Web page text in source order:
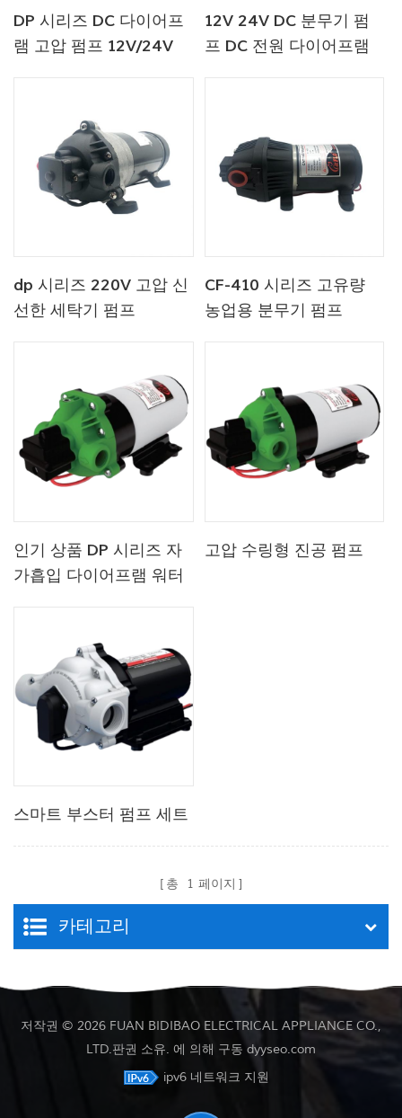
DP 시리즈 DC 다이어프
램 고압 펌프 12V/24V
12V 24V DC 분무기 펌
프 DC 전원 다이어프램
dp 시리즈 220V 고압 신
선한 세탁기 펌프
CF-410 시리즈 고유량
농업용 분무기 펌프
인기 상품 DP 시리즈 자
가흡입 다이어프램 워터
고압 수링형 진공 펌프
스마트 부스터 펌프 세트
총 1 페이지
카테고리
저작권 © 2026 FUAN BIDIBAO ELECTRICAL APPLIANCE CO.,
LTD.판권 소유. 에 의해 구동 dyyseo.com
ipv6 네트워크 지원